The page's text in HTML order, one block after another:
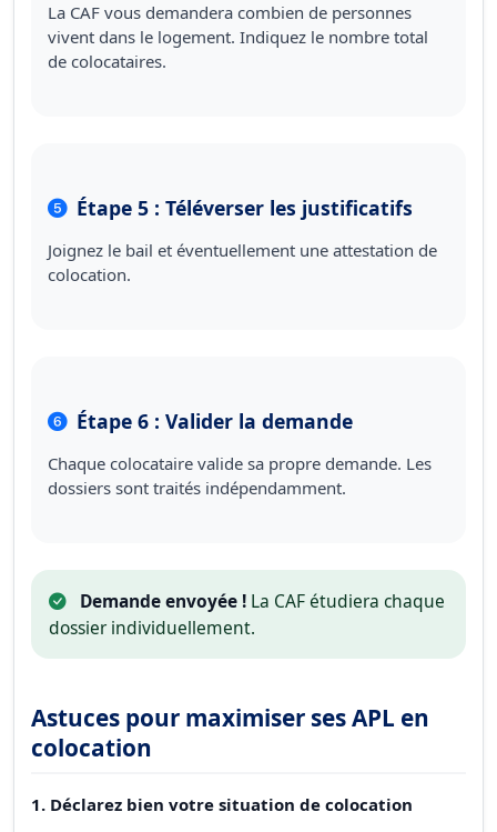
La CAF vous demandera combien de personnes
vivent dans le logement. Indiquez le nombre total
de colocataires.
Étape 5 : Téléverser les justificatifs
Joignez le bail et éventuellement une attestation de
colocation.
Étape 6 : Valider la demande
Chaque colocataire valide sa propre demande. Les
dossiers sont traités indépendamment.
Demande envoyée ! La CAF étudiera chaque
dossier individuellement.
Astuces pour maximiser ses APL en
colocation
1. Déclarez bien votre situation de colocation